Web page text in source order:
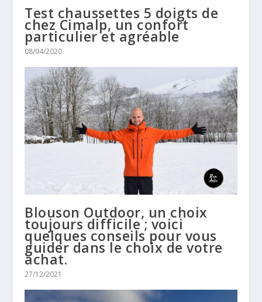
Test chaussettes 5 doigts de
chez Cimalp, un confort
particulier et agréable
08/04/2020
Blouson Outdoor, un choix
toujours difficile ; voici
quelques conseils pour vous
guider dans le choix de votre
achat.
27/12/2021